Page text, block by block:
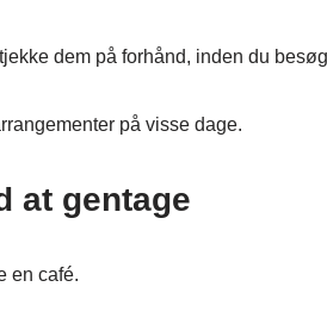
dem på forhånd, inden du
på visse dage.
at gentage
en café.